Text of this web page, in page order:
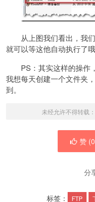
从上图我们看出，我
就可以等这他自动执行了哦
PS：其实这样的操作
我想每天创建一个文件夹
到。
未经允许不得转载：
赞 (0
分
标签： FTP